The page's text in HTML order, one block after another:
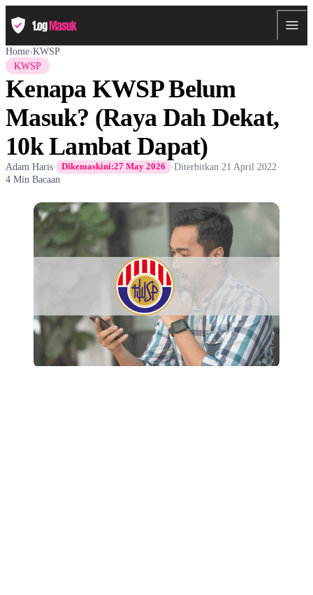
Home›KWSP
KWSP
Kenapa KWSP Belum
Masuk? (Raya Dah Dekat,
10k Lambat Dapat)
Adam Haris· Dikemaskini:27 May 2026 ·Diterbitkan 21 April 2022·
4 Min Bacaan